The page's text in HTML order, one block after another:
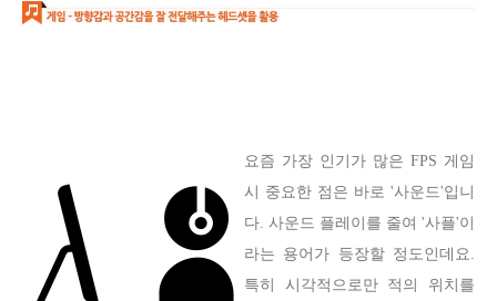
요즘 가장 인기가 많은 FPS 게임
시 중요한 점은 바로 '사운드'입니
다. 사운드 플레이를 줄여 '사플'이
라는 용어가 등장할 정도인데요.
특히 시각적으로만 적의 위치를